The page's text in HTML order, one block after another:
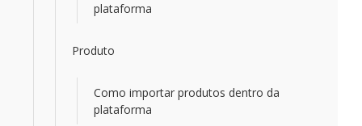
plataforma
Produto
Como importar produtos dentro da
plataforma